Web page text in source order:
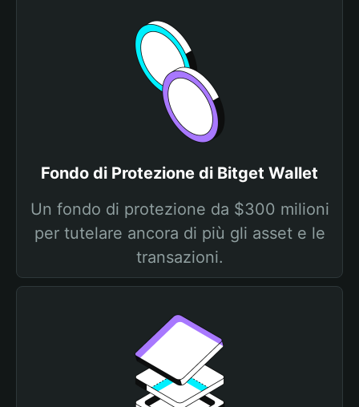
Fondo di Protezione di Bitget Wallet
Un fondo di protezione da $300 milioni
per tutelare ancora di più gli asset e le
transazioni.